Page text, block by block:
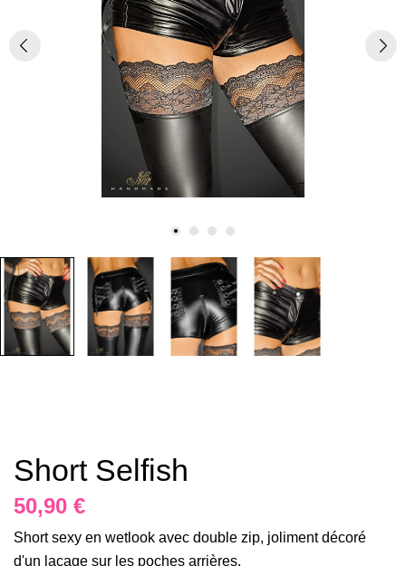
Short Selfish
50,90 €
Short sexy en wetlook avec double zip, joliment décoré
d'un laçage sur les poches arrières.